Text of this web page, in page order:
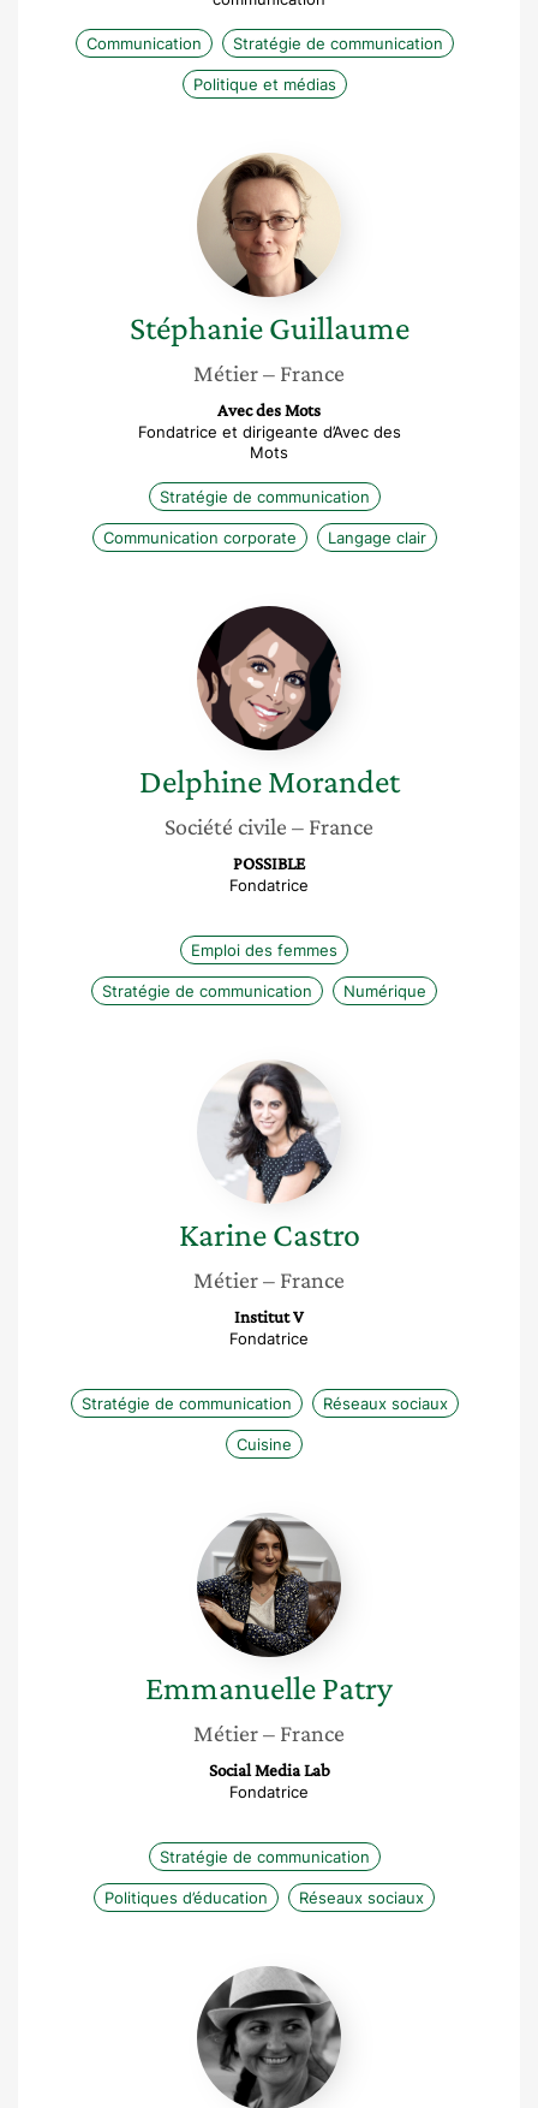
Communication Stratégie de communication
Politique et médias
Stéphanie
Guillaume
Stéphanie Guillaume
Métier– France
Avec des Mots
Fondatrice et dirigeante d’Avec des
Mots
Stratégie de communication
Communication corporate Langage clair
Delphine
Morandet
Delphine Morandet
Société civile – France
POSSIBLE
Fondatrice
Emploi des femmes
Stratégie de communication Numérique
Karine
Castro
Karine Castro
Métier– France
Institut V
Fondatrice
Stratégie de communication Réseaux sociaux
Cuisine
Emmanuelle
Patry
EmmanuellePatry
Métier– France
Social Media Lab
Fondatrice
Stratégie de communication
Politiques d’éducation Réseaux sociaux
Stefanie
Fiori